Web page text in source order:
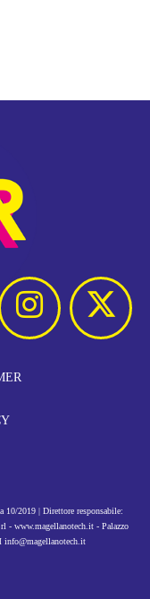
2019 | Direttore responsabile:
- www.magellanotech.it - Palazzo
info@magellanotech.it